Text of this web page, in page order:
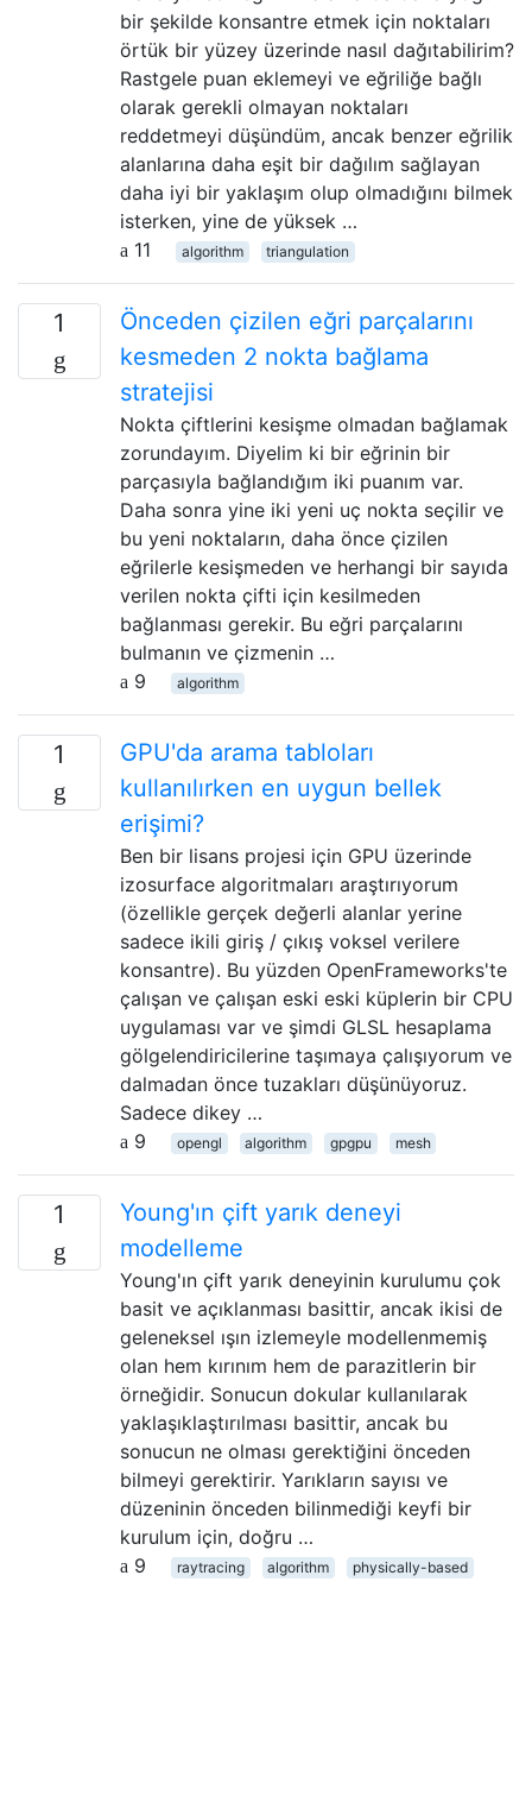
bir şekilde konsantre etmek için noktaları
örtük bir yüzey üzerinde nasıl dağıtabilirim?
Rastgele puan eklemeyi ve eğriliğe bağlı
olarak gerekli olmayan noktaları
reddetmeyi düşündüm, ancak benzer eğrilik
alanlarına daha eşit bir dağılım sağlayan
daha iyi bir yaklaşım olup olmadığını bilmek
isterken, yine de yüksek …
11
algorithm triangulation
1
Önceden çizilen eğri parçalarını
kesmeden 2 nokta bağlama
stratejisi
Nokta çiftlerini kesişme olmadan bağlamak
zorundayım. Diyelim ki bir eğrinin bir
parçasıyla bağlandığım iki puanım var.
Daha sonra yine iki yeni uç nokta seçilir ve
bu yeni noktaların, daha önce çizilen
eğrilerle kesişmeden ve herhangi bir sayıda
verilen nokta çifti için kesilmeden
bağlanması gerekir. Bu eğri parçalarını
bulmanın ve çizmenin …
9
algorithm
1
GPU'da arama tabloları
kullanılırken en uygun bellek
erişimi?
Ben bir lisans projesi için GPU üzerinde
izosurface algoritmaları araştırıyorum
(özellikle gerçek değerli alanlar yerine
sadece ikili giriş / çıkış voksel verilere
konsantre). Bu yüzden OpenFrameworks'te
çalışan ve çalışan eski eski küplerin bir CPU
uygulaması var ve şimdi GLSL hesaplama
gölgelendiricilerine taşımaya çalışıyorum ve
dalmadan önce tuzakları düşünüyoruz.
Sadece dikey …
9
opengl algorithm gpgpu mesh
1
Young'ın çift yarık deneyi
modelleme
Young'ın çift yarık deneyinin kurulumu çok
basit ve açıklanması basittir, ancak ikisi de
geleneksel ışın izlemeyle modellenmemiş
olan hem kırınım hem de parazitlerin bir
örneğidir. Sonucun dokular kullanılarak
yaklaşıklaştırılması basittir, ancak bu
sonucun ne olması gerektiğini önceden
bilmeyi gerektirir. Yarıkların sayısı ve
düzeninin önceden bilinmediği keyfi bir
kurulum için, doğru …
9
raytracing algorithm physically-based